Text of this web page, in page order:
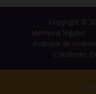
Copyright ©
Mentions légales
Politique de cookies
Conditions